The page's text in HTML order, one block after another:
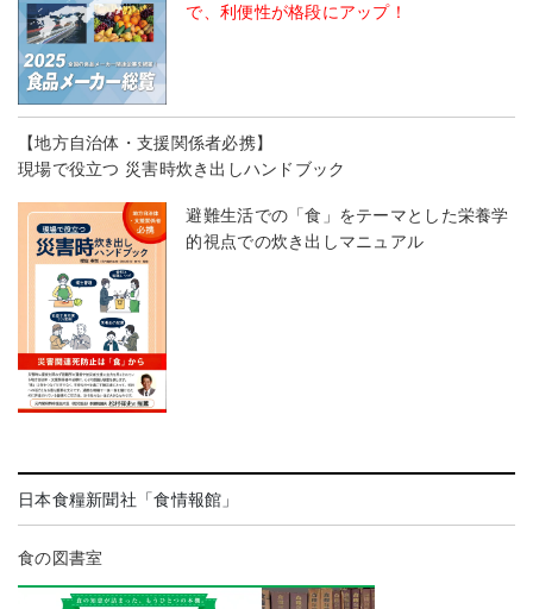
で、利便性が格段にアップ！
【地方自治体・支援関係者必携】
現場で役立つ 災害時炊き出しハンドブック
避難生活での「食」をテーマとした栄養学
的視点での炊き出しマニュアル
日本食糧新聞社「食情報館」
食の図書室